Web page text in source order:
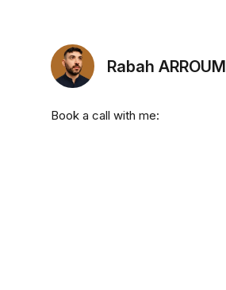
Rabah ARROUM
Book a call with me: